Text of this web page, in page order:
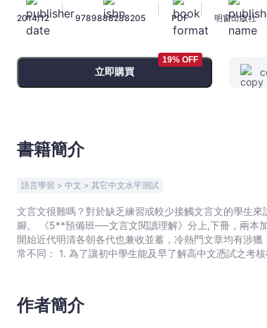
理
解
-
苡
Yuen
-
宇
宙
｜
Bookniverse
2014/12
|
9789888288205 PDF 明窗出版社
立即購買
19% OFF
書籍簡介
語言學習 > 中文 > 其它中文水平測試
文言文很難嗎？對於缺乏練習或較少接觸文言文的學生
腳。 《5**預備班──文言文閱讀理解》分上,下冊，兩本加起來共有100篇文言文練習，有深有淺長短兼收，所選篇章由先秦兩漢
開始近代明清各朝各代也兼收並蓄，冷熱門文章均有涉獵，試問做過這
常不同： 1. 為了讓初中學生能及早了解高中文憑試之考
此相互了解，乃至於相得益彰。 本冊的篇章篇幅較短，文章程度雖有深淺，但多屬初中必讀文言篇章，乃必要訓練之基礎。本冊
同時附有實用文言虛詞簡表，讓大家可以先學習,後應用
作者簡介